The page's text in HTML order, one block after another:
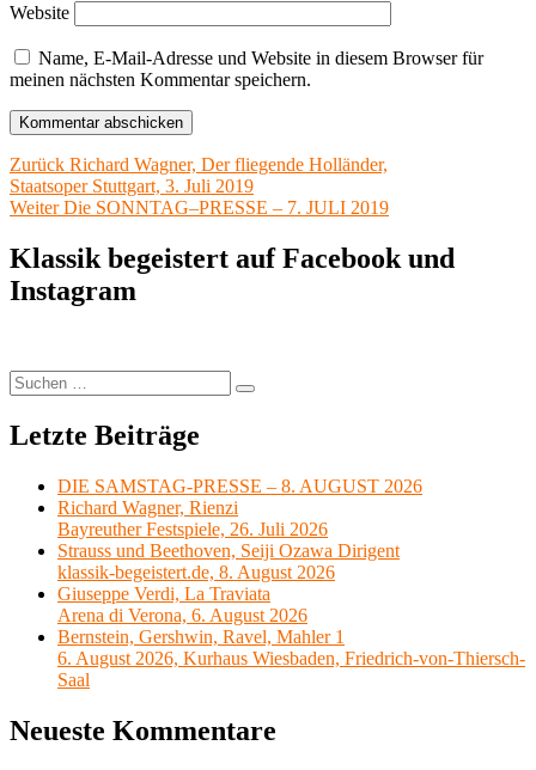
Website
Name, E-Mail-Adresse und Website in diesem Browser für
meinen nächsten Kommentar speichern.
Beitragsnavigation
Zurück Vorheriger
Beitrag:
Richard Wagner, Der fliegende Holländer,
Staatsoper Stuttgart, 3. Juli 2019
Weiter Nächster
Die SONNTAG–PRESSE – 7. JULI 2019
Klassik begeistert auf Facebook und
Instagram
Suchen
nach:
Suchen
Letzte Beiträge
DIE SAMSTAG-PRESSE – 8. AUGUST 2026
Richard Wagner, Rienzi
Bayreuther Festspiele, 26. Juli 2026
Strauss und Beethoven, Seiji Ozawa Dirigent
klassik-begeistert.de, 8. August 2026
Giuseppe Verdi, La Traviata
Arena di Verona, 6. August 2026
Bernstein, Gershwin, Ravel, Mahler 1
6. August 2026, Kurhaus Wiesbaden, Friedrich-von-Thiersch-
Saal
Neueste Kommentare